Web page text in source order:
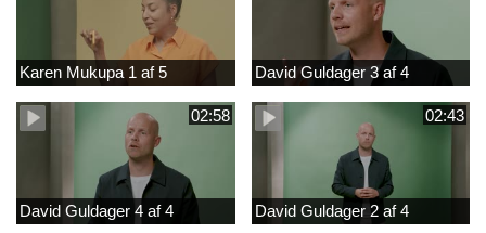
Karen Mukupa 1 af 5 David Guldager 3 af 4
02:58
David Guldager 4 af 4
02:43
David Guldager 2 af 4